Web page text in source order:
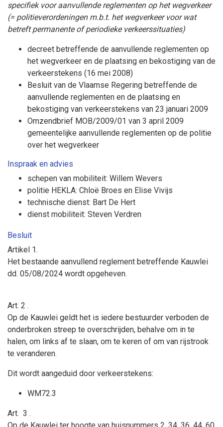
specifiek voor aanvullende reglementen op het wegverkeer
(= politieverordeningen m.b.t. het wegverkeer voor wat
betreft permanente of periodieke verkeerssituaties)
decreet betreffende de aanvullende reglementen op
het wegverkeer en de plaatsing en bekostiging van de
verkeerstekens (16 mei 2008)
Besluit van de Vlaamse Regering betreffende de
aanvullende reglementen en de plaatsing en
bekostiging van verkeerstekens van 23 januari 2009
Omzendbrief MOB/2009/01 van 3 april 2009
gemeentelijke aanvullende reglementen op de politie
over het wegverkeer
Inspraak en advies
schepen van mobiliteit: Willem Wevers
politie HEKLA: Chloë Broes en Elise Vivijs
technische dienst: Bart De Hert
dienst mobiliteit: Steven Verdren
Besluit
Artikel 1.
Het bestaande aanvullend reglement betreffende Kauwlei
dd. 05/08/2024 wordt opgeheven.
Art. 2 .
Op de Kauwlei geldt het is iedere bestuurder verboden de
onderbroken streep te overschrijden, behalve om in te
halen, om links af te slaan, om te keren of om van rijstrook
te veranderen.
Dit wordt aangeduid door verkeerstekens:
WM72.3
Art. 3 .